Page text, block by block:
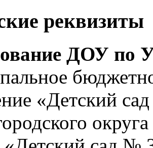
реквизиты
ДОУ по
«Детский